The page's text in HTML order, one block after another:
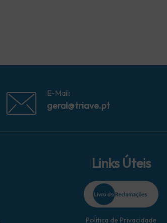
E-Mail:
geral@triave.pt
Links Úteis
Política de Privacidade